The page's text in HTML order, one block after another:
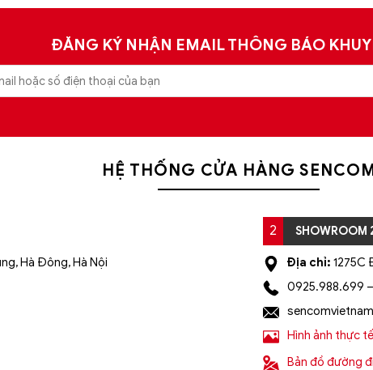
ĐĂNG KÝ NHẬN EMAIL THÔNG BÁO
HỆ THỐNG CỬA HÀNG
Hà Đông, Hà Nội
2 SHOWROOM
Địa chỉ: 1275C
0925.988.699
Hình ảnh thực
Bản đồ đường đi